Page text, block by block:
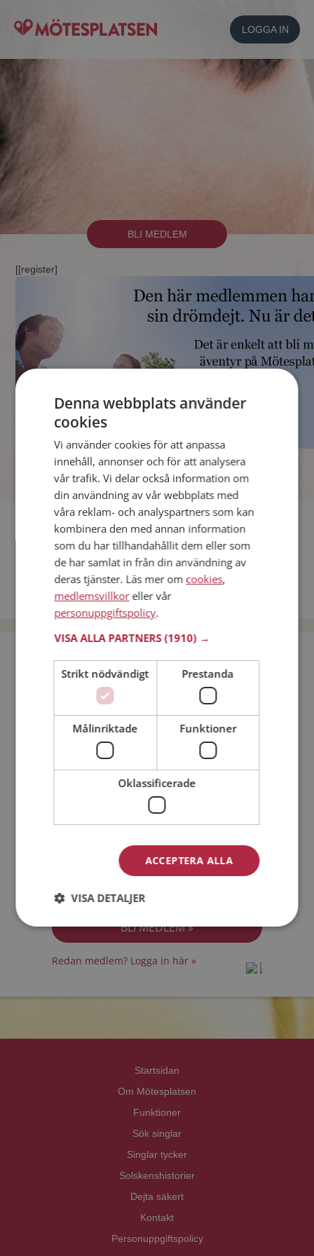
LOGGA IN
BLI MEDLEM
[[register]
Fler singlar
Andra singlar från Stockholm
Dejta män i Sverige
Dejta kvinnor i Sverige
Bli medlem utan kostnad!
Kvinna
Min ålder:
Medlemsvillkoren
Jag accepterarPersonuppgiftspolicyn
Redan medlem? Logga in här »
Startsidan
Om Mötesplatsen
Funktioner
Sök singlar
Singlar tycker
Solskenshistorier
Dejta säkert
Kontakt
Personuppgiftspolicy
Denna webbplats använder
cookies
Vi använder cookies för att anpassa
innehåll, annonser och för att analysera
vår trafik. Vi delar också information om
din användning av vår webbplats med
våra reklam- och analyspartners som kan
kombinera den med annan information
som du har tillhandahållit dem eller som
de har samlat in från din användning av
deras tjänster. Läs mer om cookies,
medlemsvillkoreller vår
personuppgiftspolicy.
VISA ALLA PARTNERS(1910) →
Strikt nödvändigt Prestanda
Målinriktade Funktioner
Oklassificerade
ACCEPTERA ALLA
VISA DETALJER